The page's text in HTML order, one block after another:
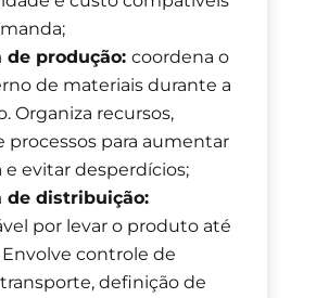
de produção:coordena o
de materiais durante a
Organiza recursos,
processos para aumentar
e evitar desperdícios;
de distribuição:
por levar o produto até
controle de
definição de